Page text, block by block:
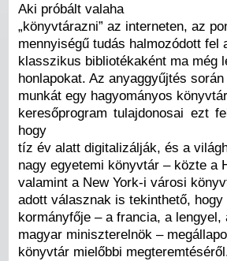
Aki próbált valaha
„könyvtárazni” az interneten, az
mennyiségű tudás halmozódott fel
klasszikus bibliotékaként ma még
honlapokat. Az anyaggyűjtés
munkát egy hagyományos
keresőprogram tulajdonosai ezt
hogy
tíz év alatt digitalizálják, és a
nagy egyetemi könyvtár – közte a
valamint a New York-i városi
adott válasznak is tekinthető,
kormányfője – a francia, a
magyar miniszterelnök –
könyvtár mielőbbi